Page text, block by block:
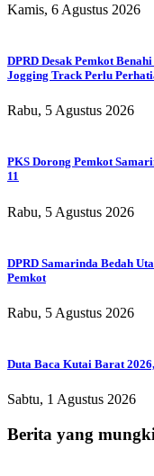
Kamis, 6 Agustus 2026
DPRD Desak Pemkot
Jogging Track Perlu
Rabu, 5 Agustus 2026
PKS Dorong Pemkot
11
Rabu, 5 Agustus 2026
DPRD Samarinda Bedah
Pemkot
Rabu, 5 Agustus 2026
Duta Baca Kutai Barat
Sabtu, 1 Agustus 2026
Berita yang